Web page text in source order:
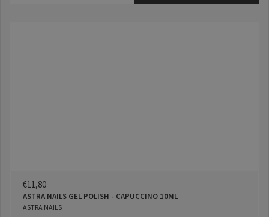
€11,80
ASTRA NAILS GEL POLISH - CAPUCCINO 10ML
ASTRA NAILS